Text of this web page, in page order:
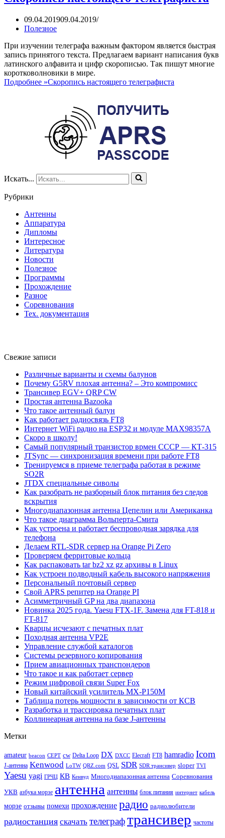
09.04.201909.04.2019
Полезное
При изучении телеграфа важным фактором является быстрая
запись принятого текста. Предлагаем вариант написания букв
латинского алфавита и цифр скорописью. Так пишут многие
коротковолновики в мире.
Подробнее »Скоропись настоящего телеграфиста
Искать...
Рубрики
Антенны
Аппаратура
Дипломы
Интересное
Литература
Новости
Полезное
Программы
Прохождение
Разное
Соревнования
Тех. документация
Свежие записи
Различные варианты и схемы балунов
Почему G5RV плохая антенна? – Это компромисс
Трансивер EGV+ QRP CW
Простая антенна Bazooka
Что такое антенный балун
Как работает радиосвязь FT8
Интернет WiFi радио на ESP32 и модуле MAX98357A
Скоро в школу!
Самый популярный транзистор врмен СССР — КТ-315
JTSync — синхронизация времени при работе FT8
Тренируемся в приеме телеграфа работая в режиме
SO2R
JTDX специальные сиволы
Как разобрать не разборный блок питания без следов
вскрытия
Многодиапазонная антенна Цепелин или Американка
Что такое диаграмма Вольперта-Смита
Как устроена и работает беспроводная зарядка для
телефона
Делаем RTL-SDR сервер на Orange Pi Zero
Проверяем ферритовые кольца
Как распаковать tar bz2 xz gz архивы в Linux
Как устроен подводный кабель высокого напряжения
Персональный почтовый сервер
Свой APRS репитер на Orange PI
Асимметричный GP на два диапазона
Новинка 2025 года. Yaesu FTX-1F. Замена для FT-818 и
FT-817
Кварцы исчезают с печатных плат
Походная антенна VP2E
Управление службой каталогов
Системы резервного копирования
Прием авиационных транспондеров
Что такое и как работает сервер
Режим цифровой связи Super Fox
Новый китайский усилитель MX-P150M
Таблица потерь мощности в зависимости от КСВ
Разработка и трассировка печатных плат
Коллинеарная антенна на базе J-антенны
Метки
amateur beacon CEPT cw Delta Loop DX DXCC Elecraft FT8 hamradio Icom
J-антенна Kenwood LoTW QRZ.com QSL SDR SDR трансивер sloper TVI
Yaesu yagi ГРЧЦ КВ Кенвуд Многодиапазонная антенна Соревнования
УКВ азбука морзе антенна антенны блок питания интернет кабель
морзе отзывы помехи прохождение радио радиолюбители
радиостанция скачать телеграфтрансивер частоты